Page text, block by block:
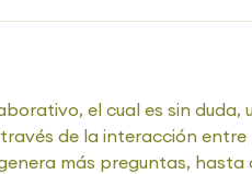
el cual es sin duda,
de la interacción entre
más preguntas, hasta